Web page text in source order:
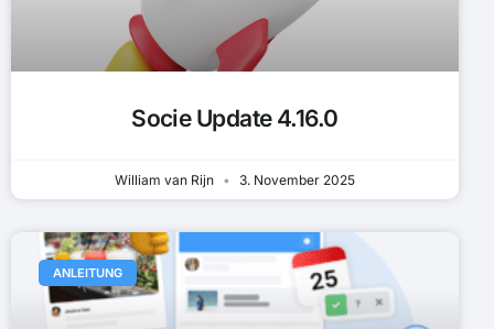
Socie Update 4.16.0
William van Rijn 3. November 2025
ANLEITUNG